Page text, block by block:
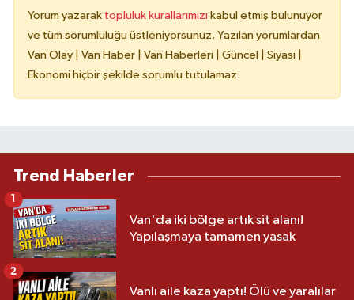
Yorum yazarak topluluk kurallarımızı kabul etmiş bulunuyor
ve tüm sorumluluğu üstleniyorsunuz. Yazılan yorumlardan
Van Olay | Van Haber | Van Haberleri | Güncel | Siyasi |
Ekonomi hiçbir şekilde sorumlu tutulamaz.
Trend Haberler
Van'da iki bölge artık sit alanı!
Yapılaşmaya tamamen yasak
Vanlı aile kaza yaptı! Ölü ve yaralılar
2